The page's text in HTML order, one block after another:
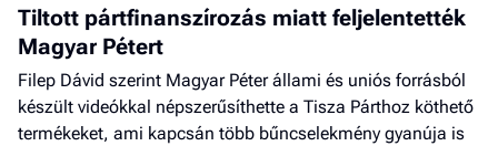
Tiltott pártfinanszírozás miatt feljelentették
Magyar Pétert
Filep Dávid szerint Magyar Péter állami és uniós forrásból
készült videókkal népszerűsíthette a Tisza Párthoz köthető
termékeket, ami kapcsán több bűncselekmény gyanúja is